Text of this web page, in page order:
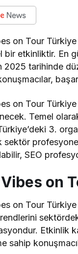
on Tour
bir etkinliktir. En
2025 tarihinde
on Tour
Temel
3.
sektör
SEO
Vibes on
on Tour
Etkinlik
sahip